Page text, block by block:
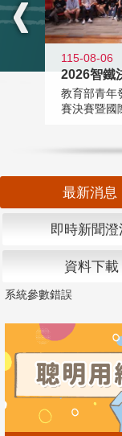
115-08-06
2026智鐵
教育部青年
賽決賽暨國
最新消息
即時新聞澄
資料下載
系統參數錯誤